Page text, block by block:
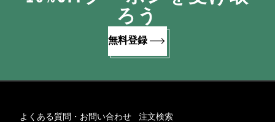
ろう
無料登録
よくある質問・お問い合わせ 注文検索